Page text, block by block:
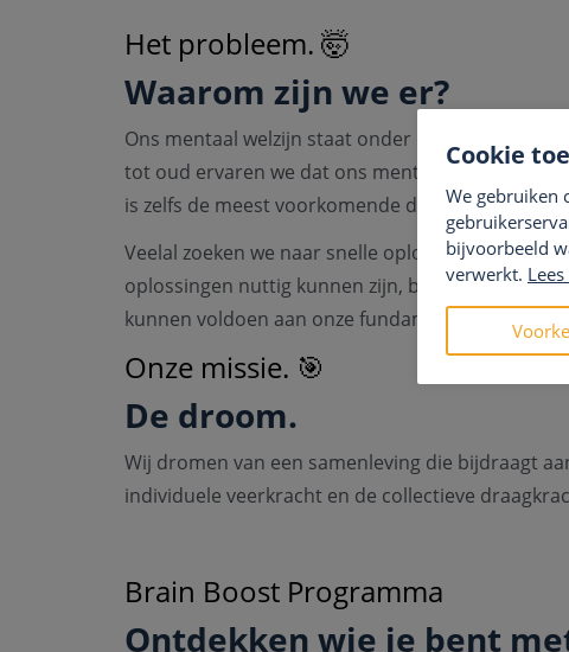
Het probleem. 🤯
Waarom zijn we er?
Ons mentaal welzijn staat onder druk! Dwars
tot oud ervaren we dat ons mentale welzijn
is zelfs de meest voorkomende doodsoorzaak
Veelal zoeken we naar snelle oplossingen om
oplossingen nuttig kunnen zijn, behandelen ze
kunnen voldoen aan onze fundamentele
Onze missie. 🎯
De droom.
Wij dromen van een samenleving die bijdraagt
individuele veerkracht en de collectieve
Brain Boost Programma
Ontdekken wie je bent
Cookie
We gebruiken
bijvoorbeeld
verwerkt.